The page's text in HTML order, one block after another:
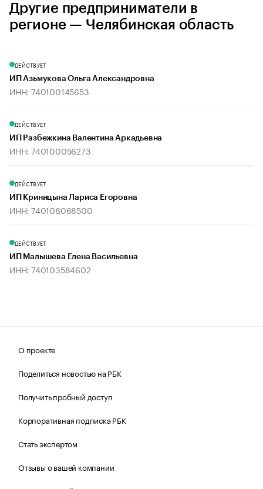
Другие предприниматели в
регионе — Челябинская область
ДЕЙСТВУЕТ
ИП Азьмукова Ольга Александровна
ИНН: 740100145653
ДЕЙСТВУЕТ
ИП Разбежкина Валентина Аркадьевна
ИНН: 740100056273
ДЕЙСТВУЕТ
ИП Криницына Лариса Егоровна
ИНН: 740106068500
ДЕЙСТВУЕТ
ИП Малышева Елена Васильевна
ИНН: 740103584602
О проекте
Поделиться новостью на РБК
Получить пробный доступ
Корпоративная подписка РБК
Стать экспертом
Отзывы о вашей компании